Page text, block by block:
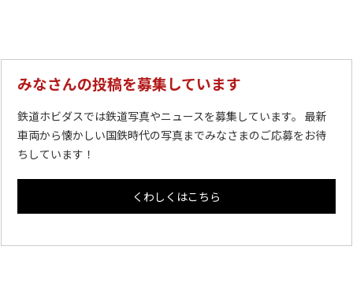
みなさんの投稿を募集しています
鉄道ホビダスでは鉄道写真やニュースを募集しています。 最新
車両から懐かしい国鉄時代の写真までみなさまのご応募をお待
ちしています！
くわしくはこちら